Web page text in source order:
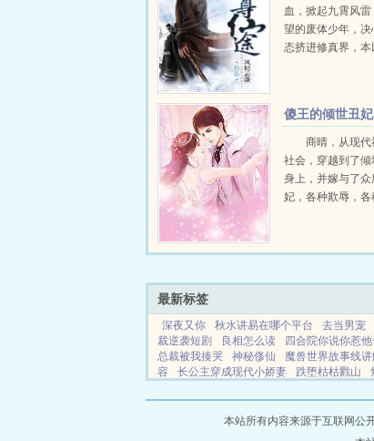
血，掀起九霄风
望的废体少年，
态挤进修真界，
一寸修为一寸血
傻王的倾世丑妃
商晴，从现
社会，穿越到了
身上，并嫁与了
妃，各种欺辱，
奶吃她恨那个操
最新标签
深夜又你 秋水讲易在哪个平台 去当男宠
裁逆袭短剧
良相怎么读 四合院你说你惹
总裁被我揍哭
神秘俢仙 魔兽世界故事线
容
长公主穿成现代小娇妻 跌堕枯枯戮山
什么意思
苗寨缠情盅 跌堕枯枯戮山免费
爱是没有逻辑 老歌
美人和上司在剧中的表
本站所有内容来源于互联网公